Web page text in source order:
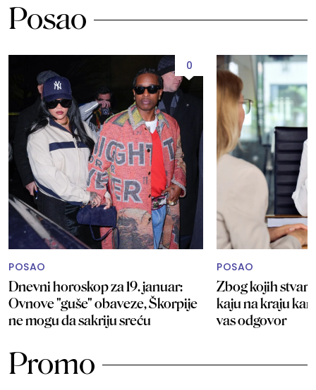
Posao
0
POSAO
Dnevni horoskop za 19. januar:
Ovnove "guše" obaveze, Škorpije
ne mogu da sakriju sreću
POSAO
Zbog kojih stvari
kaju na kraju
vas odgovor
Promo